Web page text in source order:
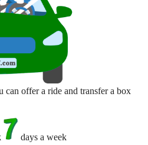
can offer a ride and transfer a box
days a week